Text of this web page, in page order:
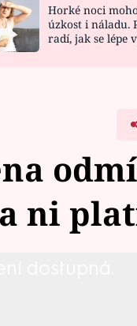
Horké noci
úzkost i náladu.
radí, jak se lépe
ni